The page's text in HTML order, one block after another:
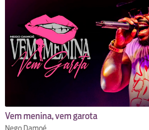
Vem menina, vem garota